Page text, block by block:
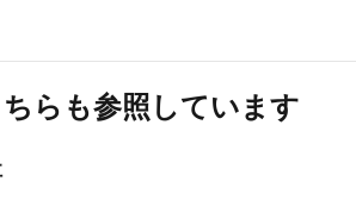
らも参照しています